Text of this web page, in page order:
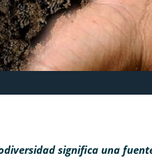
significa una